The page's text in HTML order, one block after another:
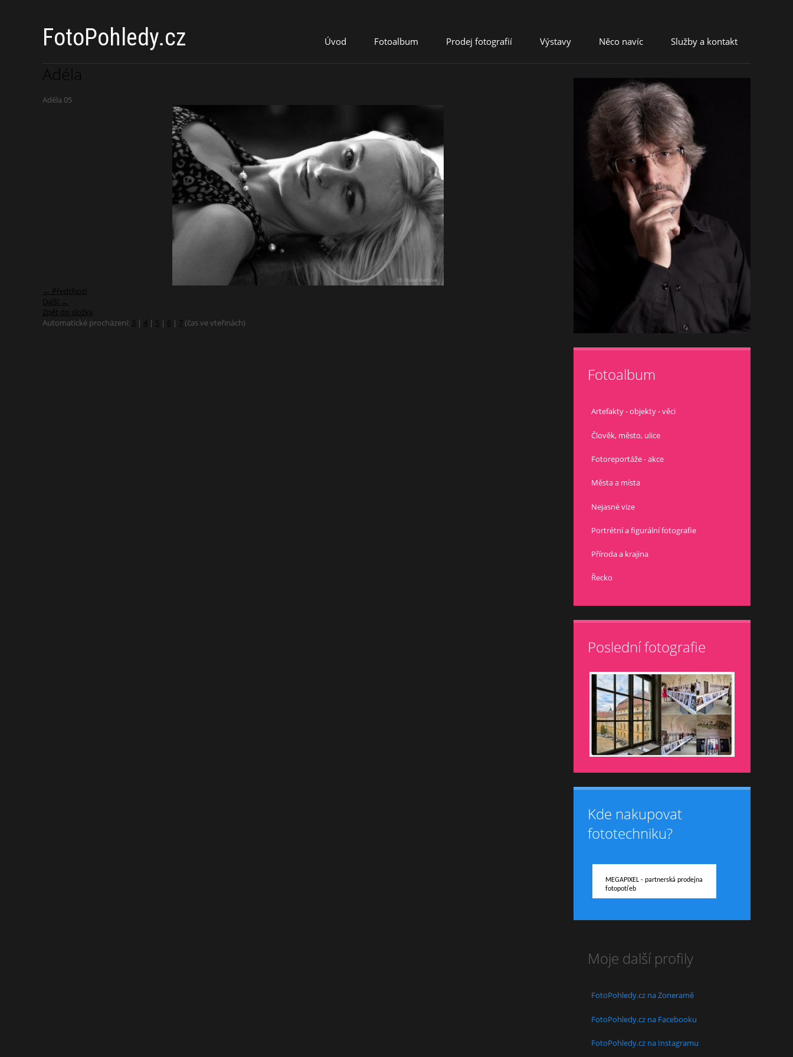
FotoPohledy.cz Úvod Fotoalbum Prodej fotografií Výstavy Něco navíc Služby a kontakt
Adéla
Adéla 05
← Předchozí
Další →
Zpět do složky
Automatické procházení: 3 | 4 | 5 | 6 | 7 (čas ve vteřinách)
Fotoalbum
Artefakty - objekty - věci
Člověk, město, ulice
Fotoreportáže - akce
Města a místa
Nejasné vize
Portrétní a figurální fotografie
Příroda a krajina
Řecko
Poslední fotografie
Kde nakupovat
fototechniku?
MEGAPIXEL - partnerská prodejna
fotopotřeb
Moje další profily
FotoPohledy.cz na Zoneramě
FotoPohledy.cz na Facebooku
FotoPohledy.cz na Instagramu